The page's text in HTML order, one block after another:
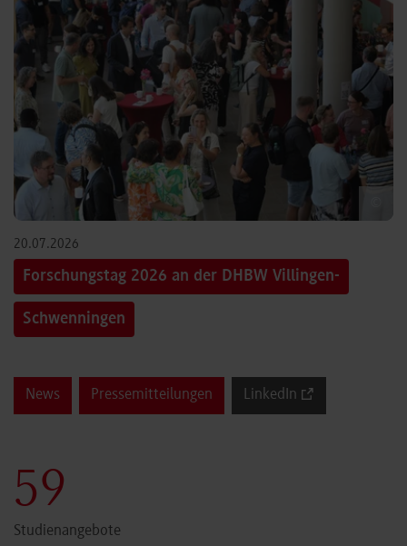
20.07.2026
Forschungstag 2026 an der DHBW Villingen-
Schwenningen
News Pressemitteilungen LinkedIn
59
Studienangebote